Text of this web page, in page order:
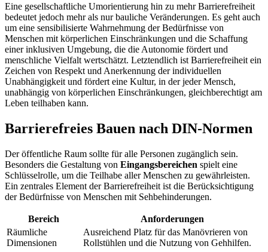
Eine gesellschaftliche Umorientierung hin zu mehr Barrierefreiheit
bedeutet jedoch mehr als nur bauliche Veränderungen. Es geht auch
um eine sensibilisierte Wahrnehmung der Bedürfnisse von
Menschen mit körperlichen Einschränkungen und die Schaffung
einer inklusiven Umgebung, die die Autonomie fördert und
menschliche Vielfalt wertschätzt. Letztendlich ist Barrierefreiheit ein
Zeichen von Respekt und Anerkennung der individuellen
Unabhängigkeit und fördert eine Kultur, in der jeder Mensch,
unabhängig von körperlichen Einschränkungen, gleichberechtigt am
Leben teilhaben kann.
Barrierefreies Bauen nach DIN-Normen
Der öffentliche Raum sollte für alle Personen zugänglich sein.
Besonders die Gestaltung von Eingangsbereichen spielt eine
Schlüsselrolle, um die Teilhabe aller Menschen zu gewährleisten.
Ein zentrales Element der Barrierefreiheit ist die Berücksichtigung
der Bedürfnisse von Menschen mit Sehbehinderungen.
Bereich
Anforderungen
Räumliche
Dimensionen
Ausreichend Platz für das Manövrieren von
Rollstühlen und die Nutzung von Gehhilfen.